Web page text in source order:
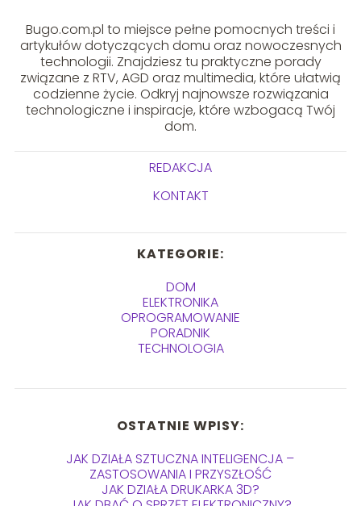
Bugo.com.pl to miejsce pełne pomocnych treści i
artykułów dotyczących domu oraz nowoczesnych
technologii. Znajdziesz tu praktyczne porady
związane z RTV, AGD oraz multimedia, które ułatwią
codzienne życie. Odkryj najnowsze rozwiązania
technologiczne i inspiracje, które wzbogacą Twój
dom.
REDAKCJA
KONTAKT
KATEGORIE:
DOM
ELEKTRONIKA
OPROGRAMOWANIE
PORADNIK
TECHNOLOGIA
OSTATNIE WPISY:
JAK DZIAŁA SZTUCZNA INTELIGENCJA –
ZASTOSOWANIA I PRZYSZŁOŚĆ
JAK DZIAŁA DRUKARKA 3D?